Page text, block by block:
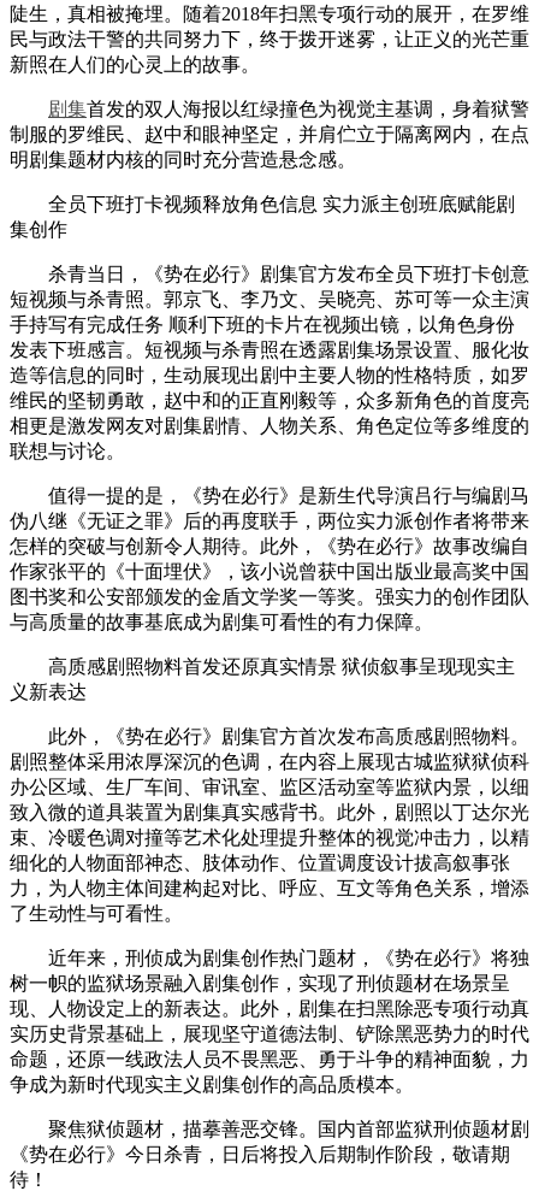
陡生，真相被掩埋。随着2018年扫黑专项行动的展开，在罗维
民与政法干警的共同努力下，终于拨开迷雾，让正义的光芒重
新照在人们的心灵上的故事。
剧集首发的双人海报以红绿撞色为视觉主基调，身着狱警
制服的罗维民、赵中和眼神坚定，并肩伫立于隔离网内，在点
明剧集题材内核的同时充分营造悬念感。
全员下班打卡视频释放角色信息 实力派主创班底赋能剧
集创作
杀青当日，《势在必行》剧集官方发布全员下班打卡创意
短视频与杀青照。郭京飞、李乃文、吴晓亮、苏可等一众主演
手持写有完成任务 顺利下班的卡片在视频出镜，以角色身份
发表下班感言。短视频与杀青照在透露剧集场景设置、服化妆
造等信息的同时，生动展现出剧中主要人物的性格特质，如罗
维民的坚韧勇敢，赵中和的正直刚毅等，众多新角色的首度亮
相更是激发网友对剧集剧情、人物关系、角色定位等多维度的
联想与讨论。
值得一提的是，《势在必行》是新生代导演吕行与编剧马
伪八继《无证之罪》后的再度联手，两位实力派创作者将带来
怎样的突破与创新令人期待。此外，《势在必行》故事改编自
作家张平的《十面埋伏》，该小说曾获中国出版业最高奖中国
图书奖和公安部颁发的金盾文学奖一等奖。强实力的创作团队
与高质量的故事基底成为剧集可看性的有力保障。
高质感剧照物料首发还原真实情景 狱侦叙事呈现现实主
义新表达
此外，《势在必行》剧集官方首次发布高质感剧照物料。
剧照整体采用浓厚深沉的色调，在内容上展现古城监狱狱侦科
办公区域、生厂车间、审讯室、监区活动室等监狱内景，以细
致入微的道具装置为剧集真实感背书。此外，剧照以丁达尔光
束、冷暖色调对撞等艺术化处理提升整体的视觉冲击力，以精
细化的人物面部神态、肢体动作、位置调度设计拔高叙事张
力，为人物主体间建构起对比、呼应、互文等角色关系，增添
了生动性与可看性。
近年来，刑侦成为剧集创作热门题材，《势在必行》将独
树一帜的监狱场景融入剧集创作，实现了刑侦题材在场景呈
现、人物设定上的新表达。此外，剧集在扫黑除恶专项行动真
实历史背景基础上，展现坚守道德法制、铲除黑恶势力的时代
命题，还原一线政法人员不畏黑恶、勇于斗争的精神面貌，力
争成为新时代现实主义剧集创作的高品质模本。
聚焦狱侦题材，描摹善恶交锋。国内首部监狱刑侦题材剧
《势在必行》今日杀青，日后将投入后期制作阶段，敬请期
待！